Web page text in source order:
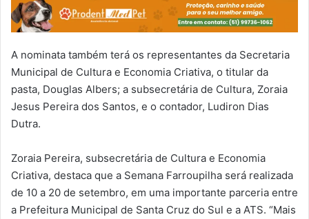
A nominata também terá os representantes da Secretaria
Municipal de Cultura e Economia Criativa, o titular da
pasta, Douglas Albers; a subsecretária de Cultura, Zoraia
Jesus Pereira dos Santos, e o contador, Ludiron Dias
Dutra.
Zoraia Pereira, subsecretária de Cultura e Economia
Criativa, destaca que a Semana Farroupilha será realizada
de 10 a 20 de setembro, em uma importante parceria entre
a Prefeitura Municipal de Santa Cruz do Sul e a ATS. “Mais